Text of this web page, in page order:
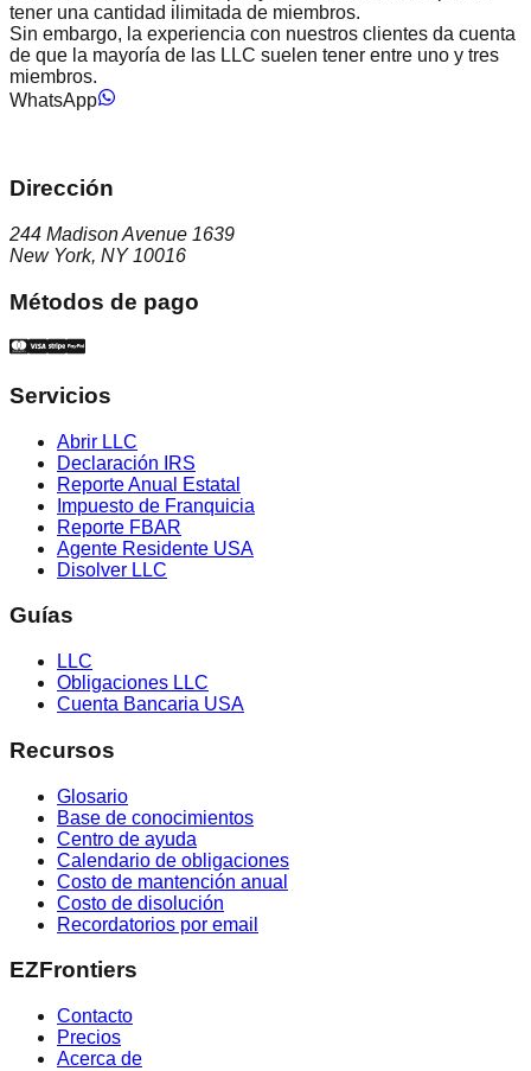
tener una cantidad ilimitada de miembros.
Sin embargo, la experiencia con nuestros clientes da cuenta
de que la mayoría de las LLC suelen tener entre uno y tres
miembros.
WhatsApp
Dirección
244 Madison Avenue 1639
New York, NY 10016
Métodos de pago
Servicios
Abrir LLC
Declaración IRS
Reporte Anual Estatal
Impuesto de Franquicia
Reporte FBAR
Agente Residente USA
Disolver LLC
Guías
LLC
Obligaciones LLC
Cuenta Bancaria USA
Recursos
Glosario
Base de conocimientos
Centro de ayuda
Calendario de obligaciones
Costo de mantención anual
Costo de disolución
Recordatorios por email
EZFrontiers
Contacto
Precios
Acerca de